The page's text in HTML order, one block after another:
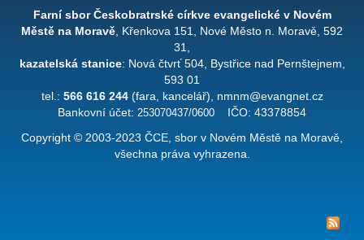
Farní sbor Českobratrské církve evangelické v Novém
Městě na Moravě , Křenkova 151, Nové Město n. Moravě, 592
31,
kazatelská stanice: Nová čtvrť 504, Bystřice nad Pernštejnem,
593 01
tel.: 566 616 244(fara, kancelář), nmnm@evangnet.cz
Bankovní účet: 253070437/0600 IČO: 43378854
Copyright © 2003-2023 ČCE, sbor v Novém Městě na Moravě,
všechna práva vyhrazena.